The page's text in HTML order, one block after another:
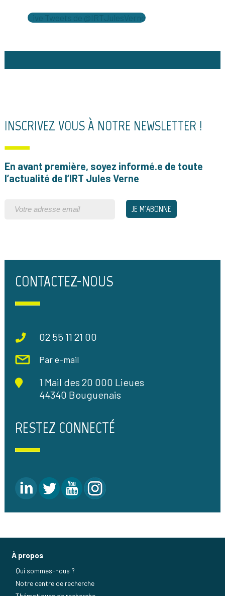
Live Tweets de @IRTJulesVerne
INSCRIVEZ VOUS À NOTRE NEWSLETTER !
En avant première, soyez informé.e de toute
l’actualité de l’IRT Jules Verne
CONTACTEZ-NOUS
02 55 11 21 00
Par e-mail
1 Mail des 20 000 Lieues
44340 Bouguenais
RESTEZ CONNECTÉ
À propos
Qui sommes-nous ?
Notre centre de recherche